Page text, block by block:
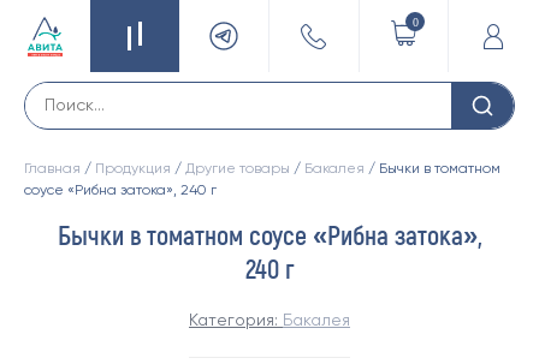
0
Главная / Продукция / Другие товары / Бакалея / Бычки в томатном
соусе «Рибна затока», 240 г
Бычки в томатном соусе «Рибна затока»,
240 г
Категория: Бакалея